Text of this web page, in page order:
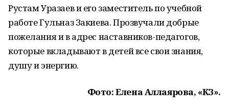
Рустам Уразаев и его заместитель по учебной
работе Гульназ Закиева. Прозвучали добрые
пожелания и в адрес наставников-педагогов,
которые вкладывают в детей все свои знания,
душу и энергию.
Фото: Елена Аллаярова, «КЗ».